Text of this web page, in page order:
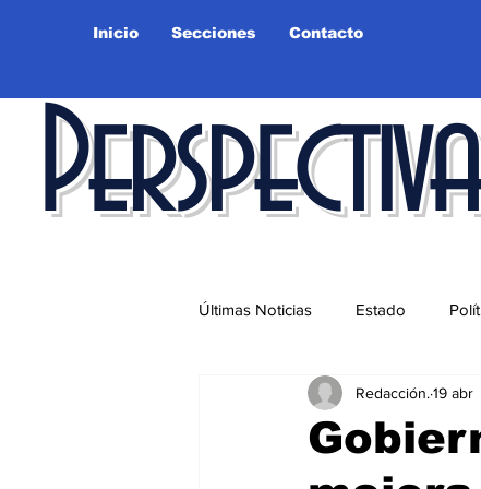
Inicio Secciones Contacto
Últimas Noticias Estado
Educación Ciudad
Redacción. 19 abr